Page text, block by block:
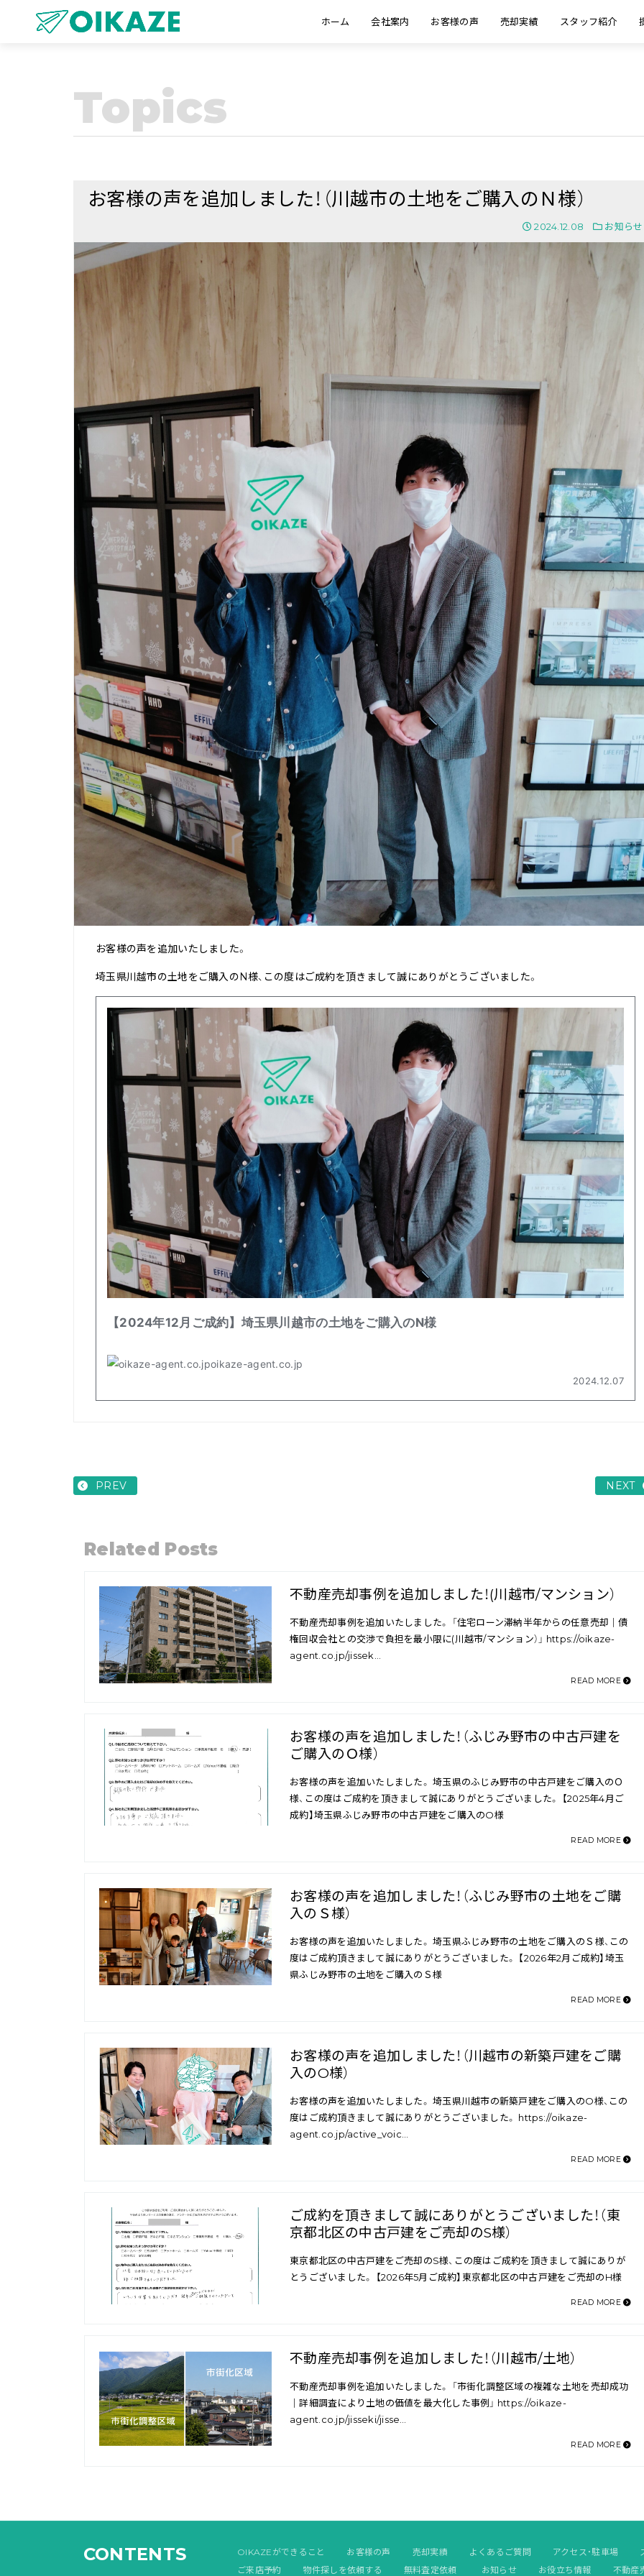
ホーム 会社案内 お客様の声 売却実績 スタッフ紹介
Topics
お客様の声を追加しました！（川越市の土地をご購入のＮ様）
2024.12.08 お知らせ
お客様の声を追加いたしました。
埼玉県川越市の土地をご購入のN様、この度はご成約を頂きまして誠にありがとうございました。
PREV NEXT
Related Posts
不動産売却事例を追加しました！(川越市/マンション）
不動産売却事例を追加いたしました。 「住宅ローン滞納半年からの任意売却｜債
権回収会社との交渉で負担を最小限に(川越市/マンション）」 https://oikaze-
agent.co.jp/jissek…
READ MORE
お客様の声を追加しました！（ふじみ野市の中古戸建を
ご購入のＯ様）
お客様の声を追加いたしました。 埼玉県のふじみ野市の中古戸建をご購入のＯ
様、この度はご成約を頂きまして誠にありがとうございました。 【2025年4月ご
成約】埼玉県ふじみ野市の中古戸建をご購入のO様
READ MORE
お客様の声を追加しました！（ふじみ野市の土地をご購
入のＳ様）
お客様の声を追加いたしました。 埼玉県ふじみ野市の土地をご購入のＳ様、この
度はご成約頂きまして誠にありがとうございました。 【2026年2月ご成約】埼玉
県ふじみ野市の土地をご購入のＳ様
READ MORE
お客様の声を追加しました！（川越市の新築戸建をご購
入のO様）
お客様の声を追加いたしました。 埼玉県川越市の新築戸建をご購入のO様、この
度はご成約頂きまして誠にありがとうございました。 https://oikaze-
agent.co.jp/active_voic…
READ MORE
ご成約を頂きまして誠にありがとうございました！（東
京都北区の中古戸建をご売却のS様）
東京都北区の中古戸建をご売却のS様、この度はご成約を頂きまして誠にありが
とうございました。 【2026年5月ご成約】東京都北区の中古戸建をご売却のH様
READ MORE
不動産売却事例を追加しました！（川越市/土地）
不動産売却事例を追加いたしました。 「市街化調整区域の複雑な土地を売却成功
｜詳細調査により土地の価値を最大化した事例」 https://oikaze-
agent.co.jp/jisseki/jisse…
READ MORE
CONTENTS OIKAZEができること お客様の声 売却実績 よくあるご質問 アクセス・駐車場
ご来店予約
物件探しを依頼する 無料査定依頼 お知らせ お役立ち情報 不動産